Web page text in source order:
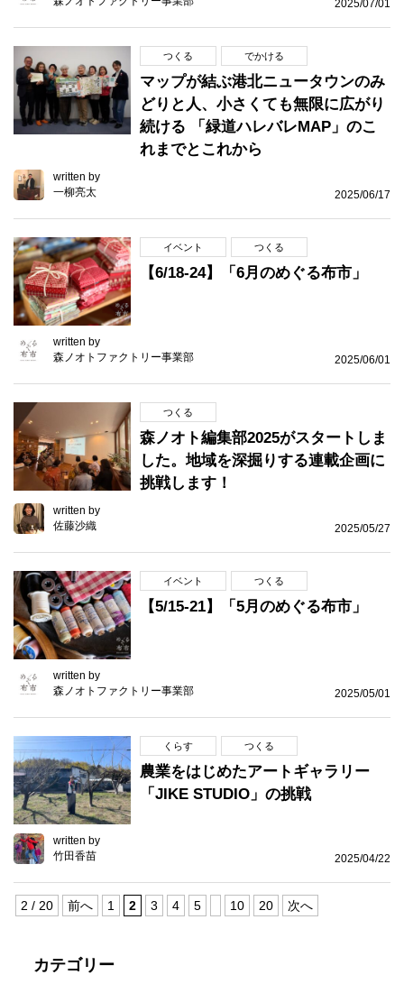
2025/07/01
つくる でかける
マップが結ぶ港北ニュータウンのみ
どりと人、小さくても無限に広がり
続ける 「緑道ハレバレMAP」のこ
れまでとこれから
written by
一柳亮太
2025/06/17
イベント つくる
【6/18-24】「6月のめぐる布市」
written by
森ノオトファクトリー事業部
2025/06/01
つくる
森ノオト編集部2025がスタートしま
した。地域を深掘りする連載企画に
挑戦します！
written by
佐藤沙織
2025/05/27
イベント つくる
【5/15-21】「5月のめぐる布市」
written by
森ノオトファクトリー事業部
2025/05/01
くらす つくる
農業をはじめたアートギャラリー
「JIKE STUDIO」の挑戦
written by
竹田香苗
2025/04/22
2 / 20 前へ 1 2 3 4 5 10 20 次へ
カテゴリー